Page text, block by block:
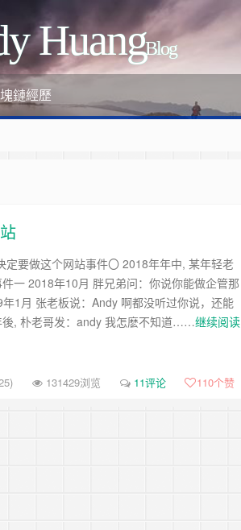
HuangBlog
鏈經歷
要做这个网站事件〇 2018年年中, 某年轻老
一 2018年10月 胖兄弟问：你说你能做企管那
1月 张老板说：Andy 啊都没听过你说，还能
, 朴老哥发：andy 我怎麽不知道……继续阅读
131429浏览 11评论 110个赞